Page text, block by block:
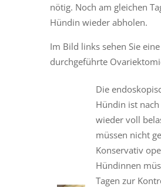
nötig. Noch am gleichen
Hündin wieder abholen.
Im Bild links sehen Sie
durchgeführte
Die
Hündin ist nach
wieder voll
müssen nicht
Konservativ
Hündinnen
Tagen zur